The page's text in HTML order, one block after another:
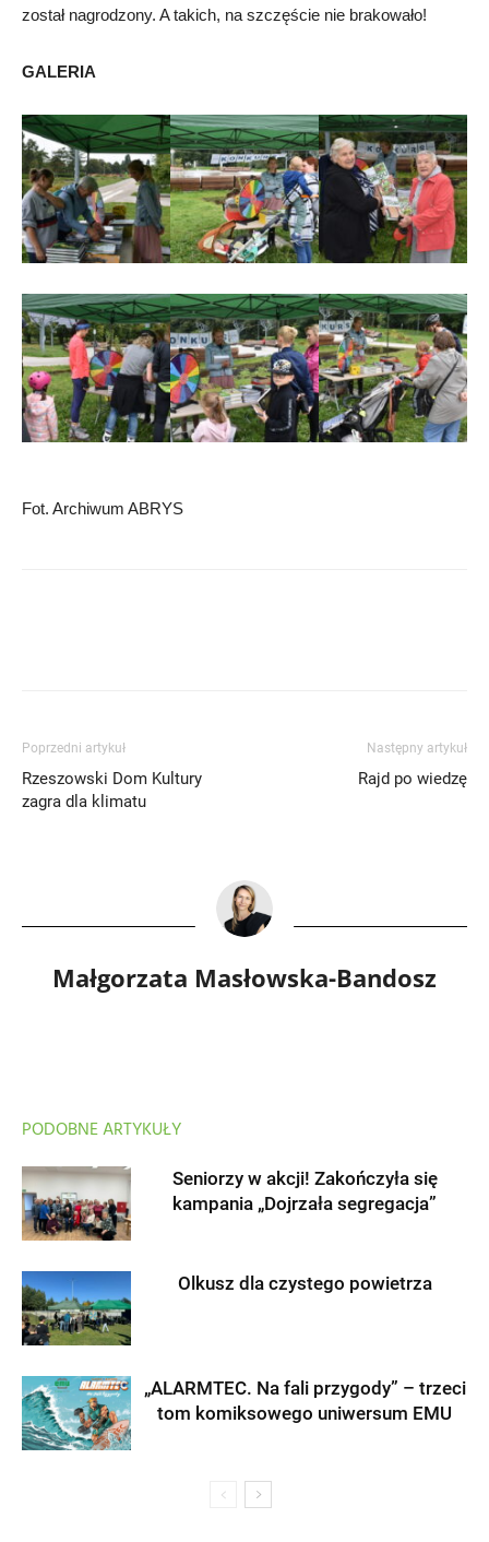
został nagrodzony. A takich, na szczęście nie brakowało!
GALERIA
Fot. Archiwum ABRYS
Poprzedni artykuł
Rzeszowski Dom Kultury
zagra dla klimatu
Następny artykuł
Rajd po wiedzę
Małgorzata Masłowska-Bandosz
PODOBNE ARTYKUŁY
Seniorzy w akcji! Zakończyła się
kampania „Dojrzała segregacja”
Olkusz dla czystego powietrza
„ALARMTEC. Na fali przygody” – trzeci
tom komiksowego uniwersum EMU